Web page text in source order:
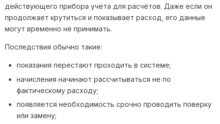
действующего прибора учёта для расчётов. Даже если он
продолжает крутиться и показывает расход, его данные
могут временно не принимать.
Последствия обычно такие:
показания перестают проходить в системе;
начисления начинают рассчитываться не по
фактическому расходу;
появляется необходимость срочно проводить поверку
или замену;